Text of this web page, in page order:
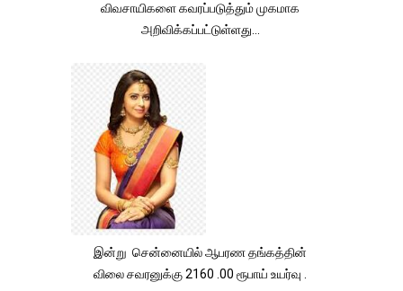
விவசாயிகளை கவரப்படுத்தும் முகமாக
அறிவிக்கப்பட்டுள்ளது...
இன்று சென்னையில் ஆபரண தங்கத்தின்
விலை சவரனுக்கு 2160 .00 ரூபாய் உயர்வு .